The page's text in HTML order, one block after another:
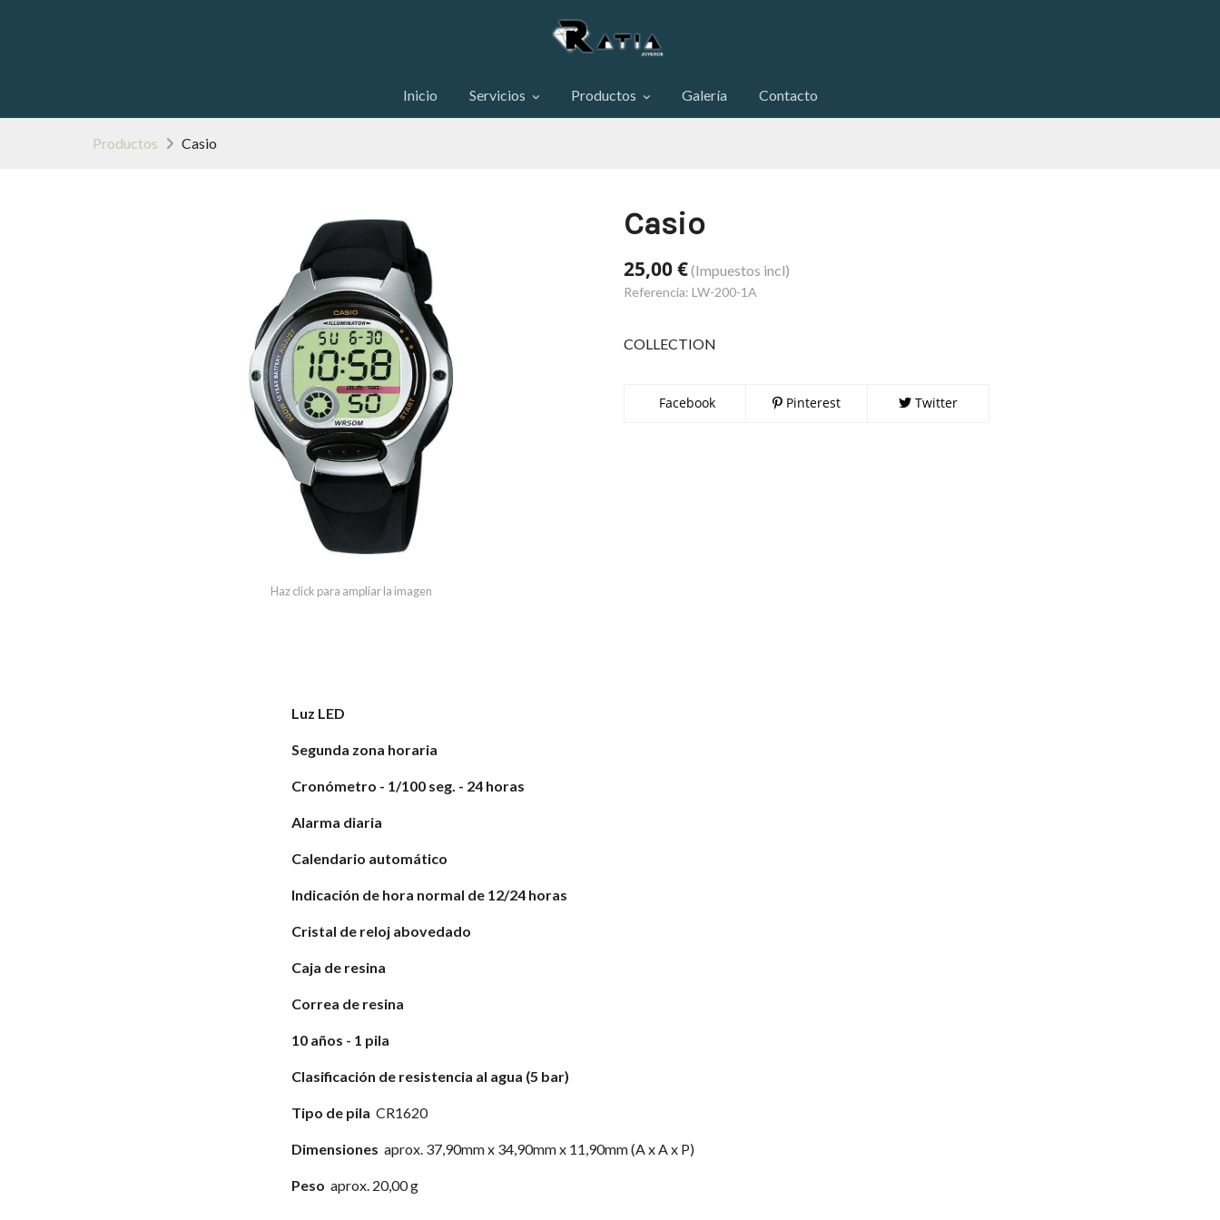
Inicio Servicios Productos Galería Contacto
Productos Casio
Haz click para ampliar la imagen
Casio
25,00 €(Impuestos incl)
Referencia: LW-200-1A
COLLECTION
Facebook Pinterest Twitter
Luz LED
Segunda zona horaria
Cronómetro - 1/100 seg. - 24 horas
Alarma diaria
Calendario automático
Indicación de hora normal de 12/24 horas
Cristal de reloj abovedado
Caja de resina
Correa de resina
10 años - 1 pila
Clasificación de resistencia al agua (5 bar)
Tipo de pila CR1620
Dimensiones aprox. 37,90mm x 34,90mm x 11,90mm (A x A x P)
Peso aprox. 20,00 g